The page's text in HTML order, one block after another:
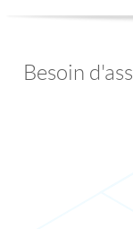
Besoin